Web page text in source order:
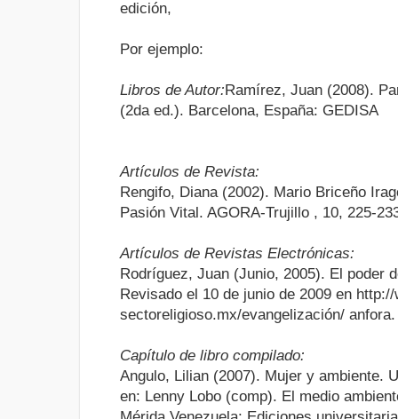
edición,
Por ejemplo:
Libros de Autor:Ramírez, Juan (2008).
(2da ed.). Barcelona, España: GEDISA
Artículos de Revista:
Rengifo, Diana (2002). Mario Briceño
Pasión Vital. AGORA-Trujillo , 10, 225-
Artículos de Revistas Electrónicas:
Rodríguez, Juan (Junio, 2005). El poder
Revisado el 10 de junio de 2009 en http://
sectoreligioso.mx/evangelización/ anfora.
Capítulo de libro compilado:
Angulo, Lilian (2007). Mujer y ambiente.
en: Lenny Lobo (comp). El medio